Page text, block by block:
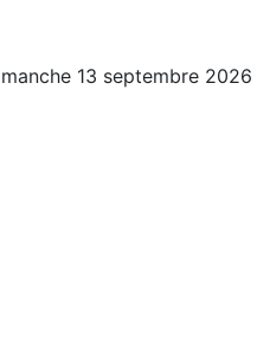
13 septembre 2026